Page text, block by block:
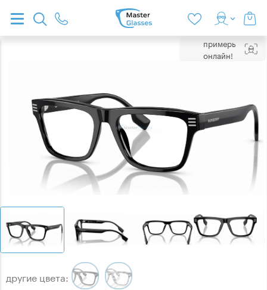
примерь
онлайн!
другие цвета: